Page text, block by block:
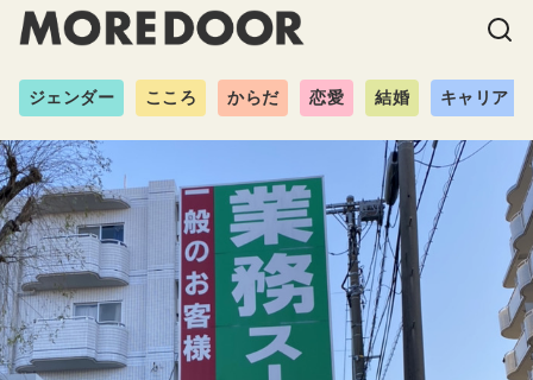
ジェンダー こころ からだ 恋愛 結婚 キャリア